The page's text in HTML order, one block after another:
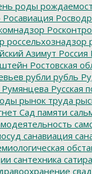
роды
Росавиация
россельхознадзор
Азимут Россия
Ростовская
рубли рубль
Румянцева Русская
рынок труда
Сад памяти
санавиация
сантехника сатира